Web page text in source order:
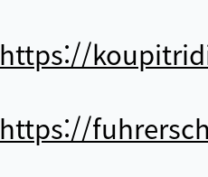
https://
https://